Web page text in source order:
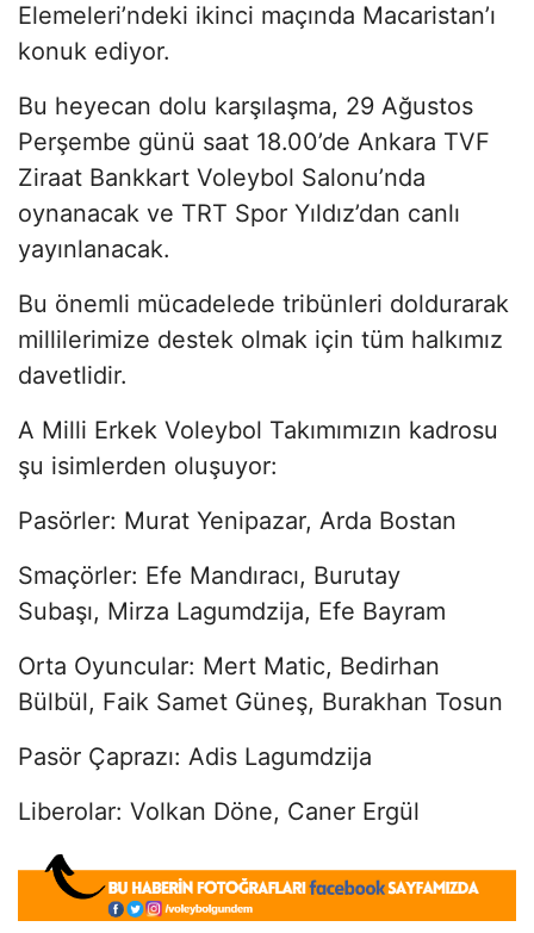
Elemeleri’ndeki ikinci maçında Macaristan’ı
konuk ediyor.
Bu heyecan dolu karşılaşma, 29 Ağustos
Perşembe günü saat 18.00’de Ankara TVF
Ziraat Bankkart Voleybol Salonu’nda
oynanacak ve TRT Spor Yıldız’dan canlı
yayınlanacak.
Bu önemli mücadelede tribünleri doldurarak
millilerimize destek olmak için tüm halkımız
davetlidir.
A Milli Erkek Voleybol Takımımızın kadrosu
şu isimlerden oluşuyor:
Pasörler: Murat Yenipazar, Arda Bostan
Smaçörler: Efe Mandıracı, Burutay
Subaşı, Mirza Lagumdzija, Efe Bayram
Orta Oyuncular: Mert Matic, Bedirhan
Bülbül, Faik Samet Güneş, Burakhan Tosun
Pasör Çaprazı: Adis Lagumdzija
Liberolar: Volkan Döne, Caner Ergül